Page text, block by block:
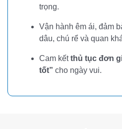
trọng.
Vận hành êm ái, đảm
dâu, chú rể và quan
Cam kếtthủ tục đơn
tốt” cho ngày vui.